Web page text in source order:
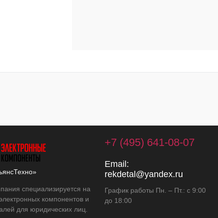
специализируется на
компонентов и
для юридических лиц.
+7 (495) 641-08-07
Email:
rekdetal@yandex.ru
График работы Пн. – Пт.: с 9:00
до 18:00